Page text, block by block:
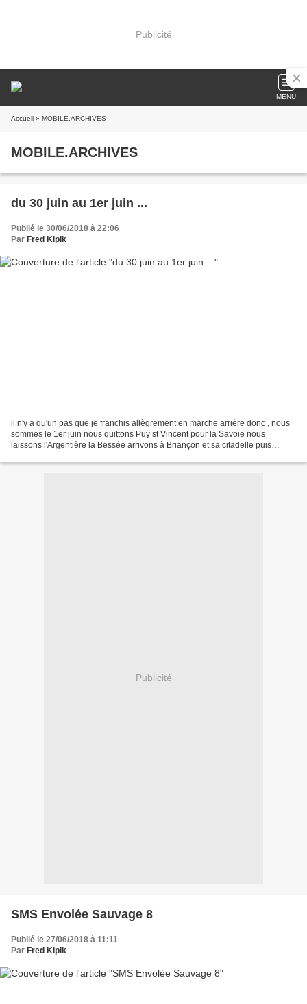
Publicité
MENU
Accueil » MOBILE.ARCHIVES
MOBILE.ARCHIVES
du 30 juin au 1er juin ...
Publié le 30/06/2018 à 22:06
Par Fred Kipik
il n'y a qu'un pas que je franchis allègrement en marche arrière donc , nous
sommes le 1er juin nous quittons Puy st Vincent pour la Savoie nous
laissons l'Argentière la Bessée arrivons à Briançon et sa citadelle puis
Publicité
SMS Envolée Sauvage 8
Publié le 27/06/2018 à 11:11
Par Fred Kipik